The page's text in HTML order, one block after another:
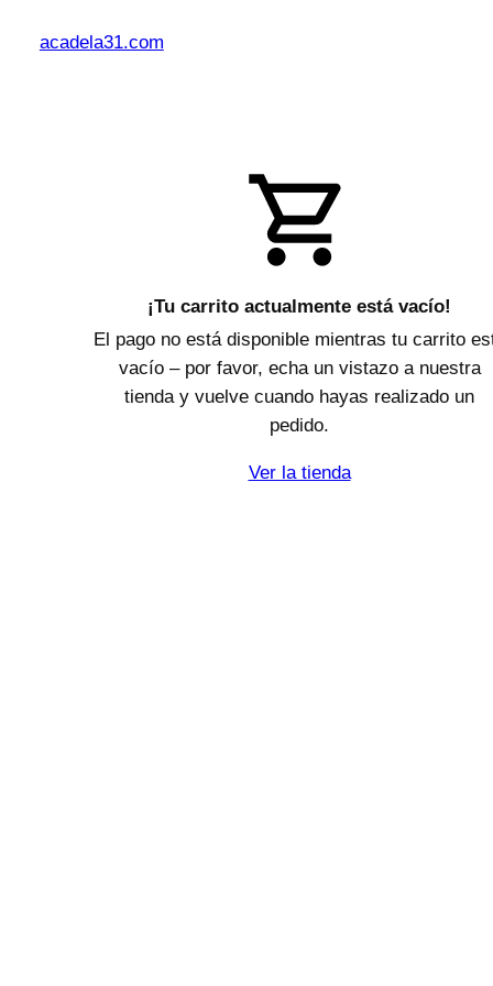
acadela31.com
¡Tu carrito actualmente está vacío!
El pago no está disponible mientras tu carrito
vacío – por favor, echa un vistazo a nuestra
tienda y vuelve cuando hayas realizado un
pedido.
Ver la tienda